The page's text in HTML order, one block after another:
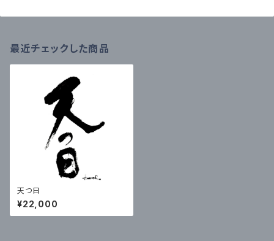
最近チェックした商品
天つ日
¥22,000